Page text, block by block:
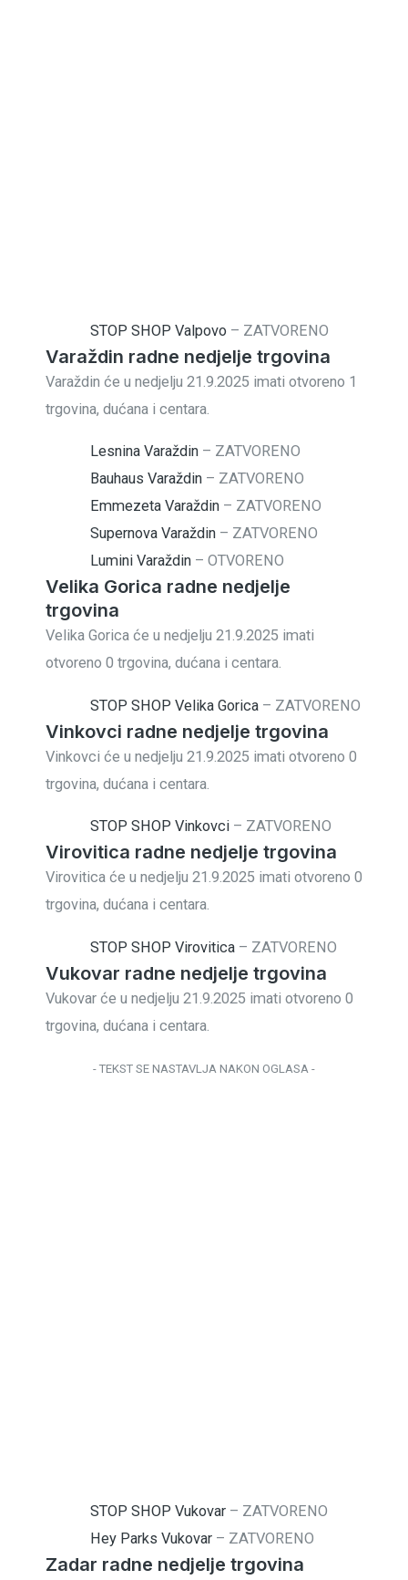
STOP SHOP Valpovo – ZATVORENO
Varaždin radne nedjelje trgovina
Varaždin će u nedjelju 21.9.2025 imati otvoreno 1
trgovina, dućana i centara.
Lesnina Varaždin – ZATVORENO
Bauhaus Varaždin – ZATVORENO
Emmezeta Varaždin – ZATVORENO
Supernova Varaždin – ZATVORENO
Lumini Varaždin –OTVORENO
Velika Gorica radne nedjelje
trgovina
Velika Gorica će u nedjelju 21.9.2025 imati
otvoreno 0 trgovina, dućana i centara.
STOP SHOP Velika Gorica – ZATVORENO
Vinkovci radne nedjelje trgovina
Vinkovci će u nedjelju 21.9.2025 imati otvoreno 0
trgovina, dućana i centara.
STOP SHOP Vinkovci – ZATVORENO
Virovitica radne nedjelje trgovina
Virovitica će u nedjelju 21.9.2025 imati otvoreno 0
trgovina, dućana i centara.
STOP SHOP Virovitica – ZATVORENO
Vukovar radne nedjelje trgovina
Vukovar će u nedjelju 21.9.2025 imati otvoreno 0
trgovina, dućana i centara.
- TEKST SE NASTAVLJA NAKON OGLASA -
STOP SHOP Vukovar – ZATVORENO
Hey Parks Vukovar – ZATVORENO
Zadar radne nedjelje trgovina